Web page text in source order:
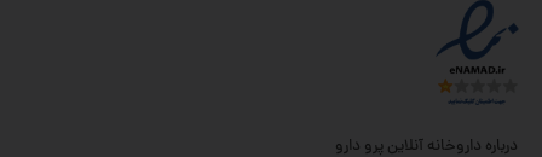
درباره داروخانه آنلاین پرو دارو